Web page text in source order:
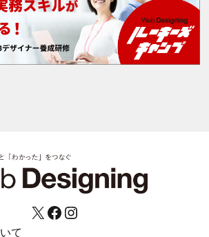
X Facebook Instagram
て